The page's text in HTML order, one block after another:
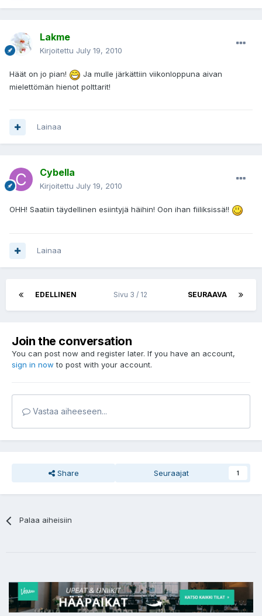
Lakme
Kirjoitettu July 19, 2010
Häät on jo pian!
Ja mulle järkättiin viikonloppuna aivan
mielettömän hienot polttarit!
Lainaa
Cybella
Kirjoitettu July 19, 2010
OHH! Saatiin täydellinen esiintyjä häihin! Oon ihan fiiliksissä!!
Lainaa
EDELLINEN SEURAAVA
Sivu 3 / 12
Join the conversation
You can post now and register later. If you have an account,
sign in now to post with your account.
Vastaa aiheeseen...
Share Seuraajat 1
Palaa aiheisiin